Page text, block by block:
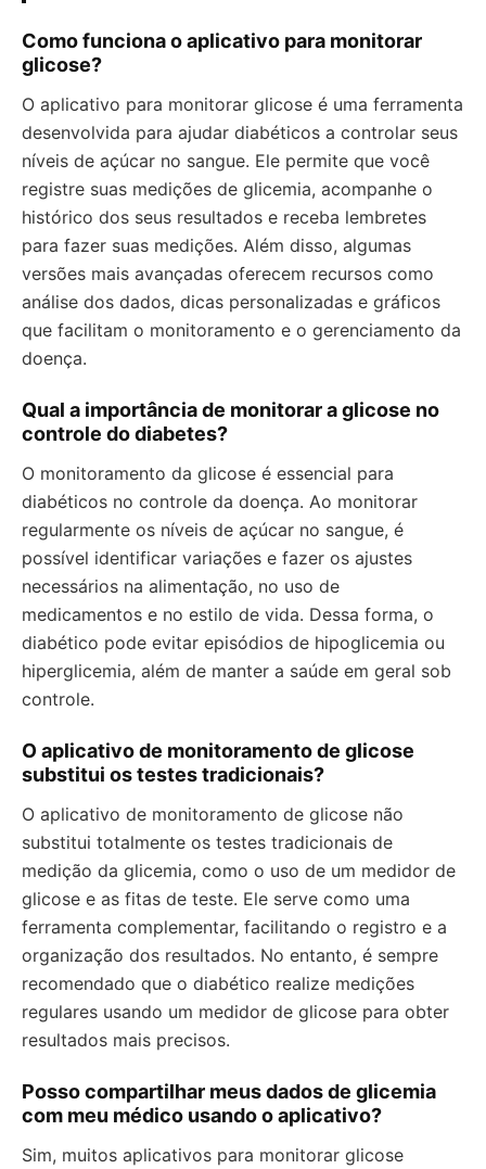
Como funciona o aplicativo para monitorar
glicose?
O aplicativo para monitorar glicose é uma ferramenta
desenvolvida para ajudar diabéticos a controlar seus
níveis de açúcar no sangue. Ele permite que você
registre suas medições de glicemia, acompanhe o
histórico dos seus resultados e receba lembretes
para fazer suas medições. Além disso, algumas
versões mais avançadas oferecem recursos como
análise dos dados, dicas personalizadas e gráficos
que facilitam o monitoramento e o gerenciamento da
doença.
Qual a importância de monitorar a glicose no
controle do diabetes?
O monitoramento da glicose é essencial para
diabéticos no controle da doença. Ao monitorar
regularmente os níveis de açúcar no sangue, é
possível identificar variações e fazer os ajustes
necessários na alimentação, no uso de
medicamentos e no estilo de vida. Dessa forma, o
diabético pode evitar episódios de hipoglicemia ou
hiperglicemia, além de manter a saúde em geral sob
controle.
O aplicativo de monitoramento de glicose
substitui os testes tradicionais?
O aplicativo de monitoramento de glicose não
substitui totalmente os testes tradicionais de
medição da glicemia, como o uso de um medidor de
glicose e as fitas de teste. Ele serve como uma
ferramenta complementar, facilitando o registro e a
organização dos resultados. No entanto, é sempre
recomendado que o diabético realize medições
regulares usando um medidor de glicose para obter
resultados mais precisos.
Posso compartilhar meus dados de glicemia
com meu médico usando o aplicativo?
Sim, muitos aplicativos para monitorar glicose